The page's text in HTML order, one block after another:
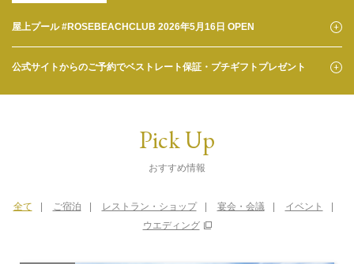
屋上プール #ROSEBEACHCLUB 2026年5月16日 OPEN
公式サイトからのご予約でベストレート保証・プチギフトプレゼント
Pick Up
おすすめ情報
全て ご宿泊 レストラン・ショップ 宴会・会議
イベント
ウエディング